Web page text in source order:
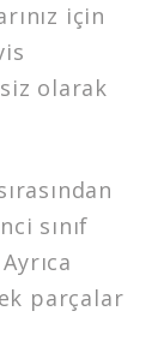
için
olarak
sınıf
parçalar